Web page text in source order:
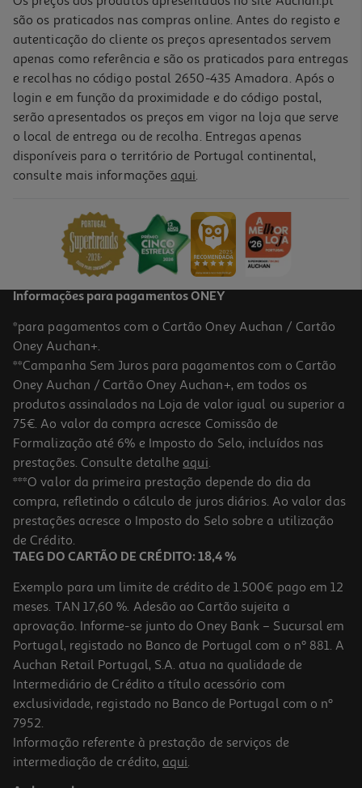
Comida Húmida Natural Greatness Cão Coelho/veado 400g
Comida Húmid Natural Greatness :cão Peito De Frango 156g
19.17 €/Kg
2,99 €
Comida Húmid Natural Greatness :cão Peixe Do Oceano 156g
são os praticados nas compras online. Antes do registo e
autenticação do cliente os preços apresentados servem
apenas como referência e são os praticados para entregas
e recolhas no código postal 2650-435 Amadora. Após o
login e em função da proximidade e do código postal,
serão apresentados os preços em vigor na loja que serve
o local de entrega ou de recolha. Entregas apenas
disponíveis para o território de Portugal continental,
consulte mais informações aqui.
Informações para pagamentos ONEY
*para pagamentos com o Cartão Oney Auchan / Cartão
Oney Auchan+.
**Campanha Sem Juros para pagamentos com o Cartão
Oney Auchan / Cartão Oney Auchan+, em todos os
produtos assinalados na Loja de valor igual ou superior a
75€. Ao valor da compra acresce Comissão de
Formalização até 6% e Imposto do Selo, incluídos nas
prestações. Consulte detalhe aqui.
***O valor da primeira prestação depende do dia da
compra, refletindo o cálculo de juros diários. Ao valor das
prestações acresce o Imposto do Selo sobre a utilização
de Crédito.
TAEG DO CARTÃO DE CRÉDITO: 18,4 %
Exemplo para um limite de crédito de 1.500€ pago em 12
meses. TAN 17,60 %. Adesão ao Cartão sujeita a
aprovação. Informe-se junto do Oney Bank – Sucursal em
Portugal, registado no Banco de Portugal com o nº 881. A
Auchan Retail Portugal, S.A. atua na qualidade de
Intermediário de Crédito a título acessório com
exclusividade, registado no Banco de Portugal com o nº
7952.
Informação referente à prestação de serviços de
intermediação de crédito, aqui.